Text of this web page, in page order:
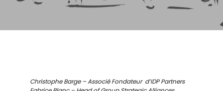
Christophe Barge – Associé Fondateur d’IDP Partners